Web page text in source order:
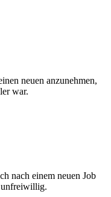
neuen anzunehmen,
war.
nach einem neuen Job
unfreiwillig.